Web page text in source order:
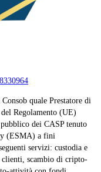
quale Prestatore di
Regolamento (UE)
dei CASP tenuto
(ESMA) a fini
servizi: custodia e
scambio di cripto-